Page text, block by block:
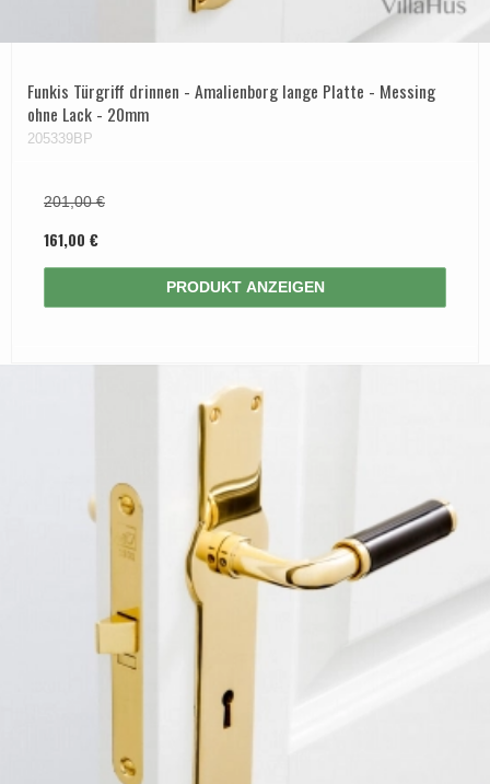
Funkis Türgriff drinnen - Amalienborg lange Platte - Messing
ohne Lack - 20mm
205339BP
201,00 €
161,00 €
PRODUKT ANZEIGEN